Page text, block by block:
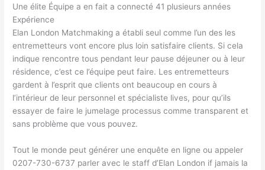
Une élite Équipe a en fait a connecté 41 plusieurs années
Expérience
Elan London Matchmaking a établi seul comme l’un des les
entremetteurs vont encore plus loin satisfaire clients. Si cela
indique rencontre tous pendant leur pause déjeuner ou à leur
résidence, c’est ce l’équipe peut faire. Les entremetteurs
gardent à l’esprit que clients ont beaucoup en cours à
l’intérieur de leur personnel et spécialiste lives, pour qu’ils
essayer de faire le jumelage processus comme transparent et
sans problème que vous pouvez.
Tout le monde peut générer une enquête en ligne ou appeler
0207-730-6737 parler avec le staff d’Elan London if jamais la